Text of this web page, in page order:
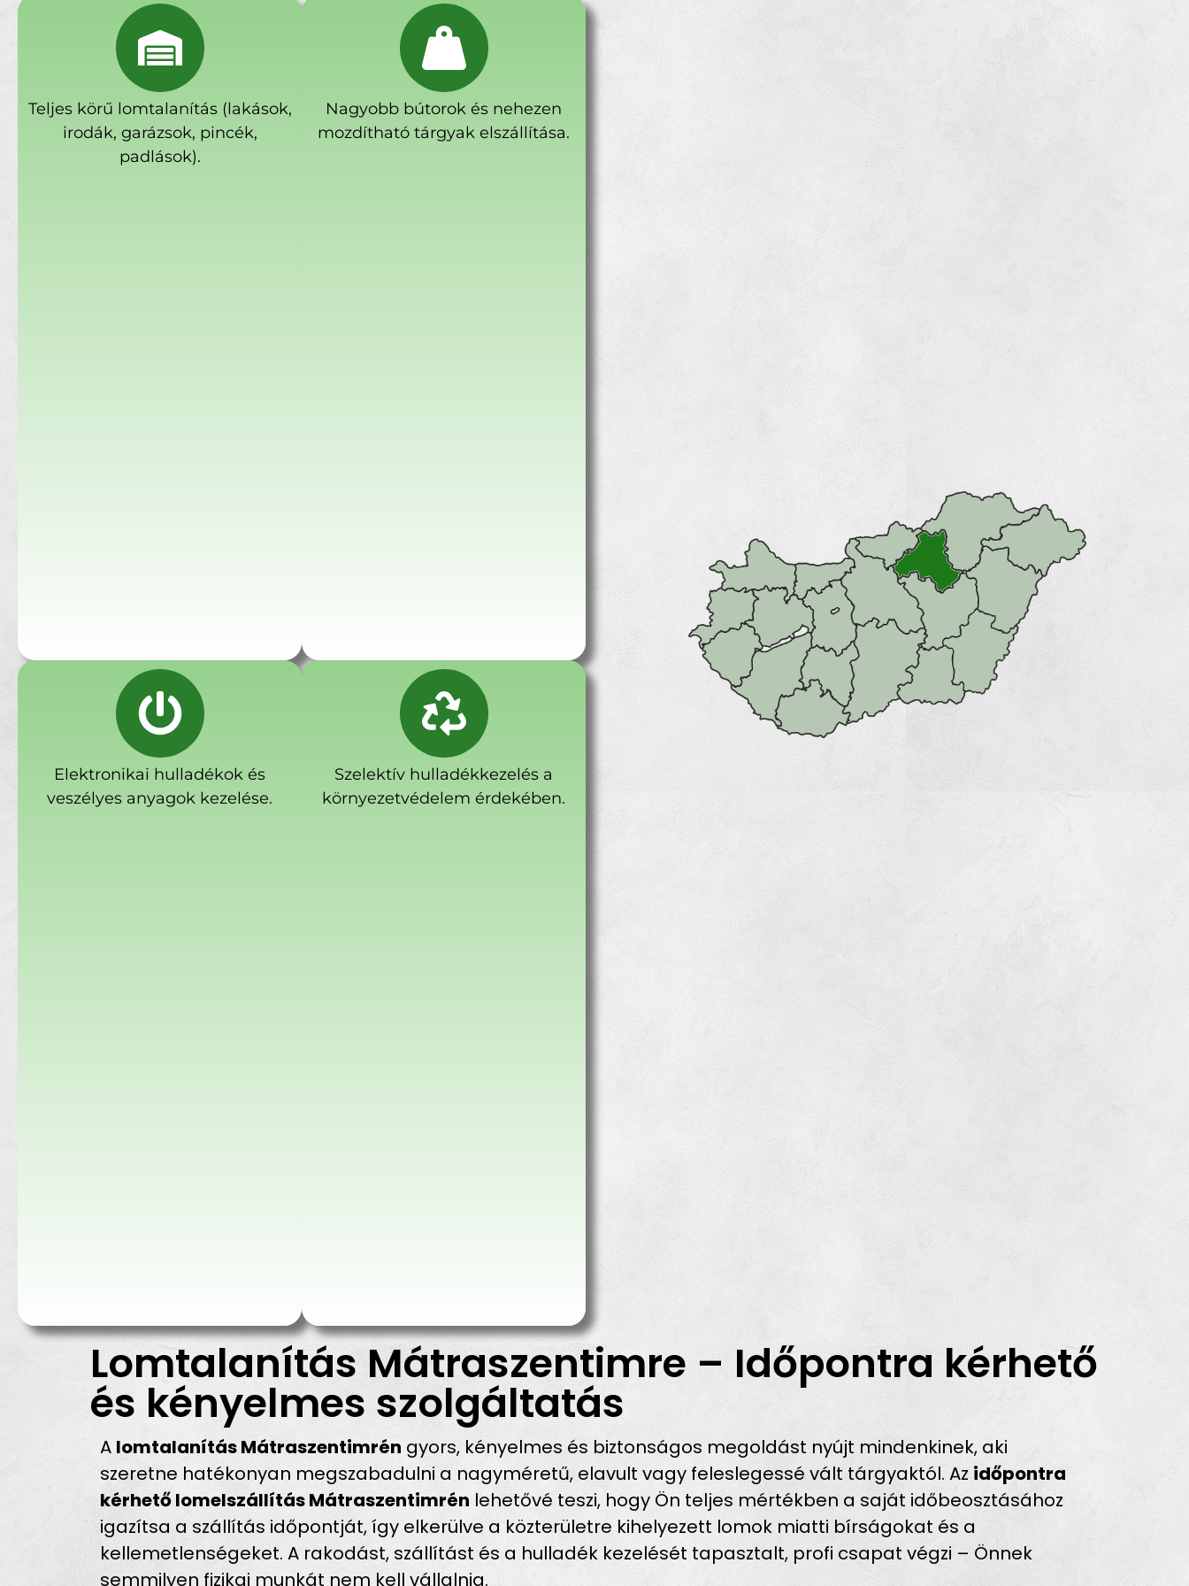
Teljes körű lomtalanítás (lakások,
irodák, garázsok, pincék,
padlások).
Nagyobb bútorok és nehezen
mozdítható tárgyak elszállítása.
Elektronikai hulladékok és
veszélyes anyagok kezelése.
Szelektív hulladékkezelés a
környezetvédelem érdekében.
Lomtalanítás Mátraszentimre – Időpontra kérhető
és kényelmes szolgáltatás
A lomtalanítás Mátraszentimrén gyors, kényelmes és biztonságos megoldást nyújt mindenkinek, aki
szeretne hatékonyan megszabadulni a nagyméretű, elavult vagy feleslegessé vált tárgyaktól. Az időpontra
kérhető lomelszállítás Mátraszentimrén lehetővé teszi, hogy Ön teljes mértékben a saját időbeosztásához
igazítsa a szállítás időpontját, így elkerülve a közterületre kihelyezett lomok miatti bírságokat és a
kellemetlenségeket. A rakodást, szállítást és a hulladék kezelését tapasztalt, profi csapat végzi – Önnek
semmilyen fizikai munkát nem kell vállalnia.